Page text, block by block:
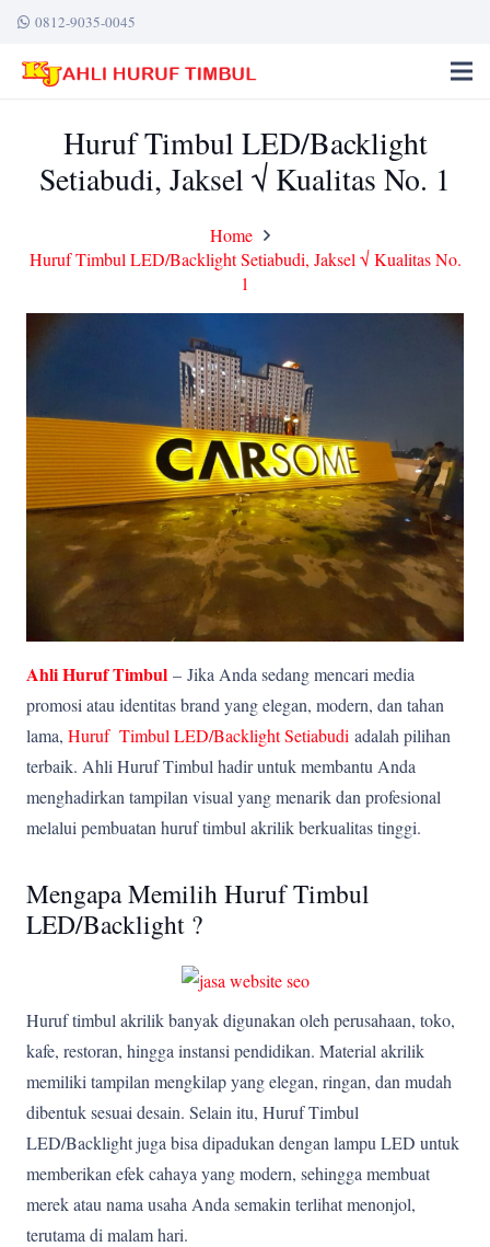
0812-9035-0045
Huruf Timbul LED/Backlight
Setiabudi, Jaksel √ Kualitas No. 1
Home
Huruf Timbul LED/Backlight Setiabudi, Jaksel √ Kualitas No.
1
Ahli Huruf Timbul – Jika Anda sedang mencari media
promosi atau identitas brand yang elegan, modern, dan tahan
lama, Huruf Timbul LED/Backlight Setiabudi adalah pilihan
terbaik. Ahli Huruf Timbul hadir untuk membantu Anda
menghadirkan tampilan visual yang menarik dan profesional
melalui pembuatan huruf timbul akrilik berkualitas tinggi.
Mengapa Memilih Huruf Timbul
LED/Backlight ?
Huruf timbul akrilik banyak digunakan oleh perusahaan, toko,
kafe, restoran, hingga instansi pendidikan. Material akrilik
memiliki tampilan mengkilap yang elegan, ringan, dan mudah
dibentuk sesuai desain. Selain itu, Huruf Timbul
LED/Backlight juga bisa dipadukan dengan lampu LED untuk
memberikan efek cahaya yang modern, sehingga membuat
merek atau nama usaha Anda semakin terlihat menonjol,
terutama di malam hari.